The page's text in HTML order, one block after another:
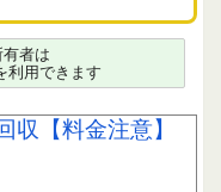
品の有無をしつこ
す。対応が失礼で
ッセージが残され
を高めています。
があるとの指摘も
スも散見されま
者は
利用できます
収【料金注意】